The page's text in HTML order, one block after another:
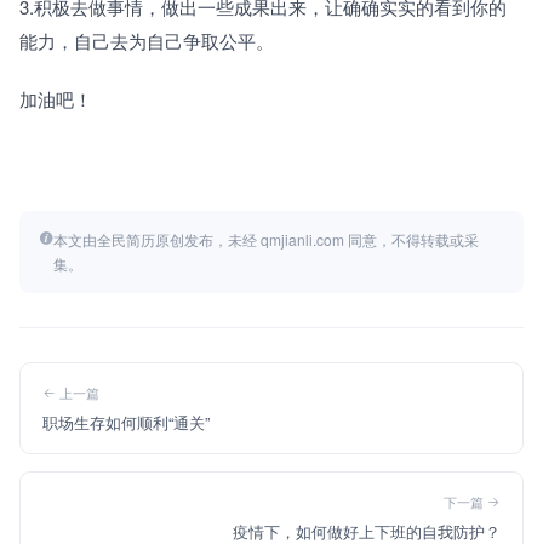
3.积极去做事情，做出一些成果出来，让确确实实的看到你的
能力，自己去为自己争取公平。
加油吧！
本文由全民简历原创发布，未经 qmjianli.com 同意，不得转载或采
集。
上一篇
职场生存如何顺利“通关”
下一篇
疫情下，如何做好上下班的自我防护？